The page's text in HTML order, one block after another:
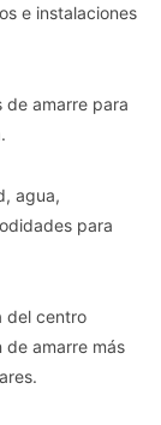
e instalaciones
de amarre para
agua,
para
del centro
de amarre más